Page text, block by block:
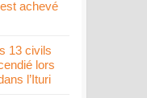
achevé
13 civils
lors
l’Ituri